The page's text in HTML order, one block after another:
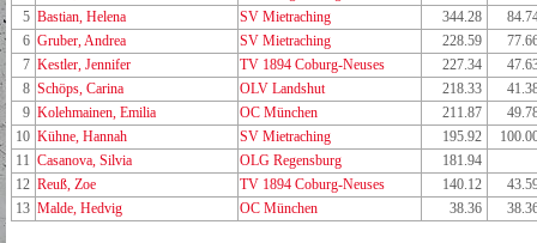
5 Bastian, Helena SV Mietraching 344.28
6 Gruber, Andrea SV Mietraching 228.59
7 Kestler, Jennifer TV 1894 Coburg-Neuses 227.34
8 Schöps, Carina OLV Landshut 218.33
9 Kolehmainen, Emilia OC München 211.87
10 Kühne, Hannah SV Mietraching 195.92
11 Casanova, Silvia OLG Regensburg
181.94
12 Reuß, Zoe TV 1894 Coburg-Neuses 140.12
13 Malde, Hedvig OC München 38.36